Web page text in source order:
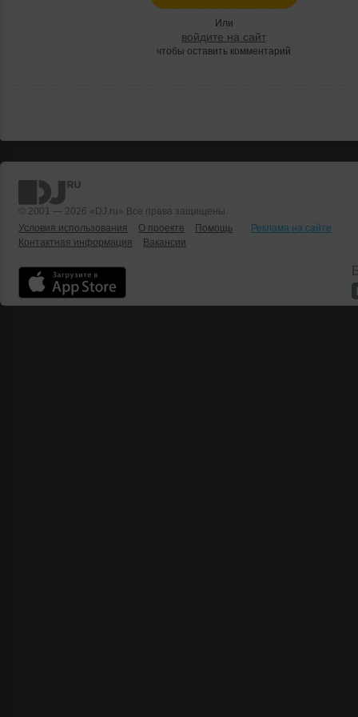
Или
войдите на сайт
чтобы оставить комментарий
© 2001 — 2026 «DJ.ru» Все права защищены.
Условия использования
О проекте Помощь
Реклама на сайте
Контактная информация
Вакансии